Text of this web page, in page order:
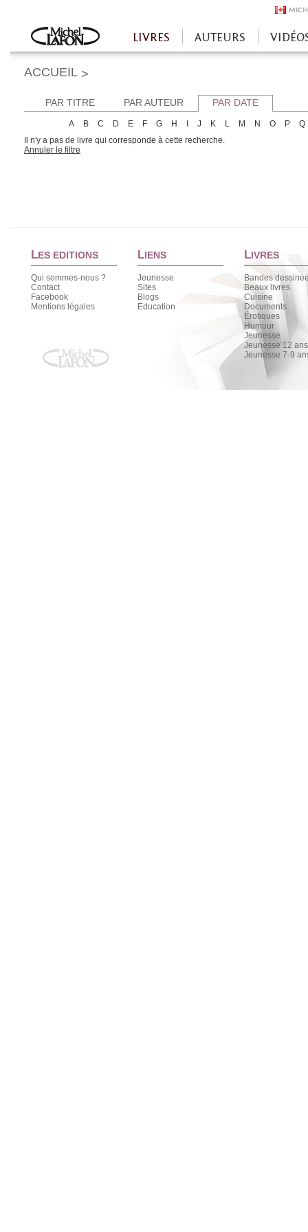
Accueil
LIVRES AUTEURS
ACCUEIL >
PAR TITRE PAR AUTEUR PAR DATE
A B C D E F G H J K L M N O P
Q
Il n'y a pas de livre qui corresponde à cette recherche.
Annuler le filtre
LES EDITIONS
Qui sommes-nous ?
Contact
Facebook
Mentions légales
LIENS
Jeunesse
Sites
Blogs
Education
LIVRES
Bandes
Beaux livres
Cuisine
Documents
Érotiques
Humour
Jeunesse
Jeunesse 12
Jeunesse 7-9